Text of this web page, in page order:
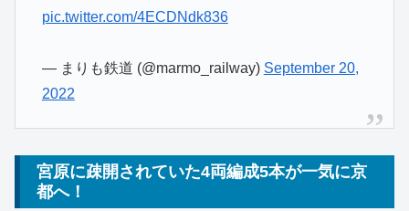
pic.twitter.com/4ECDNdk836
— まりも鉄道 (@marmo_railway) September 20,
2022
宮原に疎開されていた4両編成5本が一気に京
都へ！